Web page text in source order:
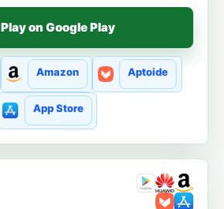
Play on Google Play
Amazon Aptoide
App Store